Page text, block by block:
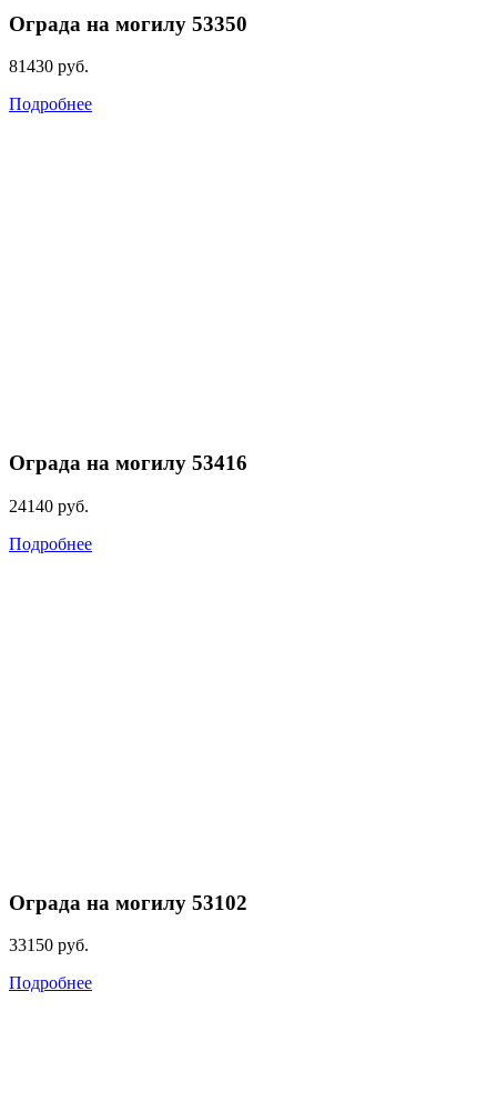
Ограда на могилу 53350
81430 руб.
Подробнее
Ограда на могилу 53416
24140 руб.
Подробнее
Ограда на могилу 53102
33150 руб.
Подробнее